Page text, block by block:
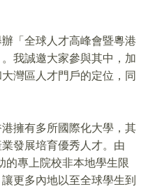
「全球人才高峰會暨粵港
我誠邀大家參與其中，加
灣區人才門戶的定位，同
港擁有多所國際化大學，其
發展培育優秀人才。由
的專上院校非本地學生限
更多內地以至全球學生到